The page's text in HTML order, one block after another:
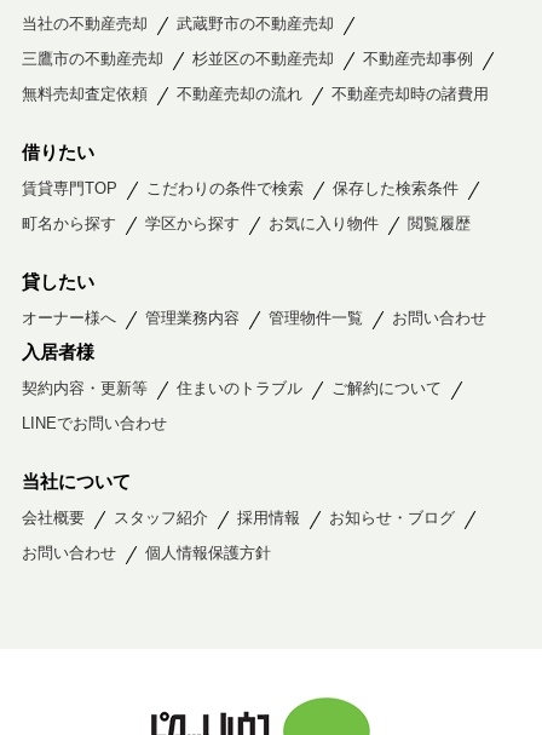
当社の不動産売却
武蔵野市の不動産売却
三鷹市の不動産売却
杉並区の不動産売却
不動産売却事例
無料売却査定依頼
不動産売却の流れ 不動産売却時の諸費用
借りたい
賃貸専門TOP こだわりの条件で検索
保存した検索条件
町名から探す
学区から探す お気に入り物件 閲覧履歴
貸したい
オーナー様へ 管理業務内容 管理物件一覧 お問い合わせ
入居者様
契約内容・更新等 住まいのトラブル
ご解約について
LINEでお問い合わせ
当社について
会社概要 スタッフ紹介 採用情報
お知らせ・ブログ
お問い合わせ
個人情報保護方針